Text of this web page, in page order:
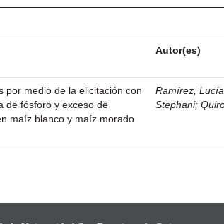
Autor(es)
por medio de la elicitación con
de fósforo y exceso de
maíz blanco y maíz morado
Ramírez,
Stephani;